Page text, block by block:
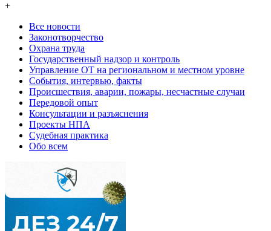
+
Все новости
Законотворчество
Охрана труда
Государственный надзор и контроль
Управление ОТ на региональном и местном уровне
События, интервью, факты
Происшествия, аварии, пожары, несчастные случаи
Передовой опыт
Консультации и разъяснения
Проекты НПА
Судебная практика
Обо всем